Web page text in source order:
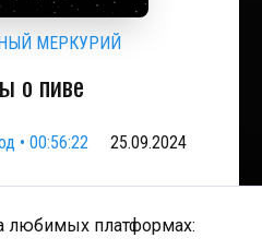
МЕРКУРИЙ
о пиве
• 00:56:22 25.09.2024
любимых платформах: